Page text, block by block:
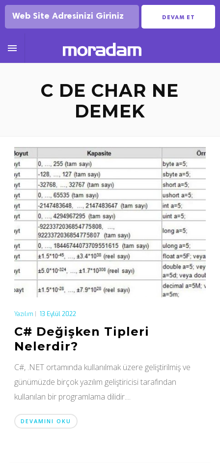
DEVAM ET

C DE CHAR NE
DEMEK
Yazılım 13 Eylül 2022
C# Değişken Tipleri
Nelerdir?
C#, .NET ortamında kullanılmak üzere geliştirilmiş ve
günümüzde birçok yazılım geliştiricisi tarafından
kullanılan bir programlama dilidir....
DEVAMINI OKU